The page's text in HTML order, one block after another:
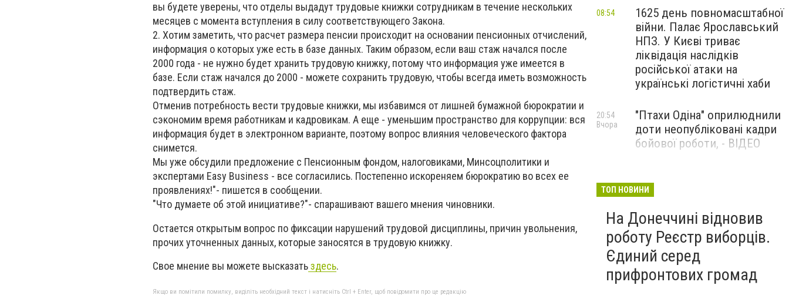
вы будете уверены, что отделы выдадут трудовые книжки сотрудникам в течение нескольких
месяцев с момента вступления в силу соответствующего Закона.
2. Хотим заметить, что расчет размера пенсии происходит на основании пенсионных отчислений,
информация о которых уже есть в базе данных. Таким образом, если ваш стаж начался после
2000 года - не нужно будет хранить трудовую книжку, потому что информация уже имеется в
базе. Если стаж начался до 2000 - можете сохранить трудовую, чтобы всегда иметь возможность
подтвердить стаж.
Отменив потребность вести трудовые книжки, мы избавимся от лишней бумажной бюрократии и
сэкономим время работникам и кадровикам. А еще - уменьшим пространство для коррупции: вся
информация будет в электронном варианте, поэтому вопрос влияния человеческого фактора
снимется.
Мы уже обсудили предложение с Пенсионным фондом, налоговиками, Минсоцполитики и
экспертами Easy Business - все согласились. Постепенно искореняем бюрократию во всех ее
проявлениях!"- пишется в сообщении.
"Что думаете об этой инициативе?"- спарашивают вашего мнения чиновники.
Остается открытым вопрос по фиксации нарушений трудовой дисциплины, причин увольнения,
прочих уточненных данных, которые заносятся в трудовую книжку.
Свое мнение вы можете высказатьздесь.
Якщо ви помітили помилку, виділіть необхідний текст і натисніть Ctrl + Enter, щоб повідомити про це редакцію
1625 день повномасштабної
війни. Палає Ярославський
НПЗ. У Києві триває
ліквідація наслідків
російської атаки на
українські логістичні хаби
08:54
"Птахи Одіна" оприлюднили
доти неопубліковані кадри
бойової роботи, - ВІДЕО
20:54
Вчора
Бєдняков зіграє тата
новому українському
фільмі, - ФОТО
Вчора
ТОП НОВИНИ
На Донеччині відновив
роботу Реєстр виборців.
Єдиний серед
прифронтових громад